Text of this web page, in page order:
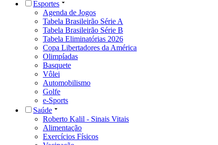
Esportes
Agenda de Jogos
Tabela Brasileirão Série A
Tabela Brasileirão Série B
Tabela Eliminatórias 2026
Copa Libertadores da América
Olimpíadas
Basquete
Vôlei
Automobilismo
Golfe
e-Sports
Saúde
Roberto Kalil - Sinais Vitais
Alimentação
Exercícios Físicos